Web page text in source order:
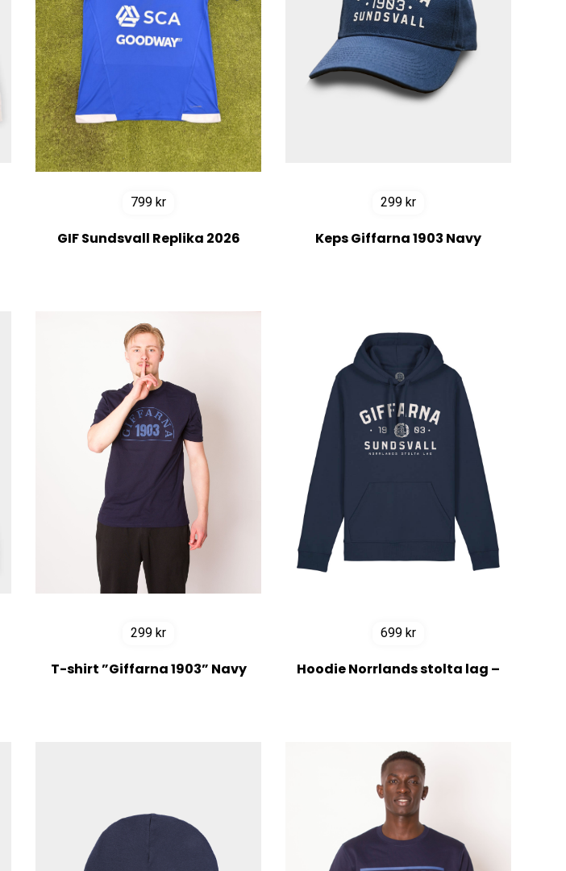
799kr
GIF Sundsvall Replika 2026
299kr
Keps Giffarna 1903 Navy
299kr
T-shirt ”Giffarna 1903” Navy
699kr
Hoodie Norrlands stolta lag –